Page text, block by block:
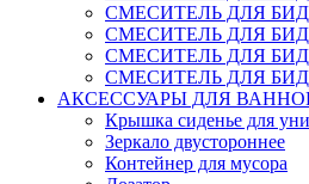
СМЕСИТЕЛЬ ДЛЯ БИДЕ
СМЕСИТЕЛЬ ДЛЯ БИДЕ
СМЕСИТЕЛЬ ДЛЯ БИДЕ
СМЕСИТЕЛЬ ДЛЯ БИДЕ
АКСЕССУАРЫ ДЛЯ
Крышка сиденье для
Зеркало двустороннее
Контейнер для мусора